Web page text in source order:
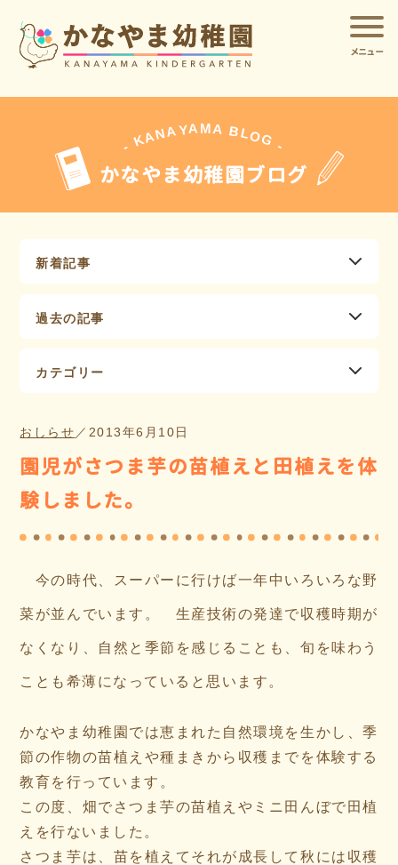
メニュー
- KANAYA MA BLOG -
かなやま幼稚園ブログ
新着記事
過去の記事
カテゴリー
おしらせ ／ 2013年6月10日
園児がさつま芋の苗植えと田植えを体
験しました。
今の時代、スーパーに行けば一年中いろいろな野
菜が並んでいます。 生産技術の発達で収穫時期が
なくなり、自然と季節を感じることも、旬を味わう
ことも希薄になっていると思います。
かなやま幼稚園では恵まれた自然環境を生かし、季
節の作物の苗植えや種まきから収穫までを体験する
教育を行っています。
この度、畑でさつま芋の苗植えやミニ田んぼで田植
えを行ないました。
さつま芋は、苗を植えてそれが成長して秋には収穫